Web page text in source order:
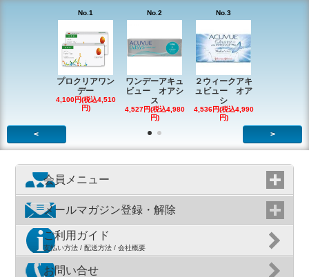
No.1
プロクリアワン
デー
4,100円(税込4,510
円)
No.2
ワンデーアキュ
ビュー オアシ
ス
4,527円(税込4,980
円)
No.3
２ウィークアキ
ュビュー オア
シ
4,536円(税込4,990
円)
< >
会員メニュー
メールマガジン登録・解除
ご利用ガイド
支払い方法 / 配送方法 / 会社概要
お問い合せ